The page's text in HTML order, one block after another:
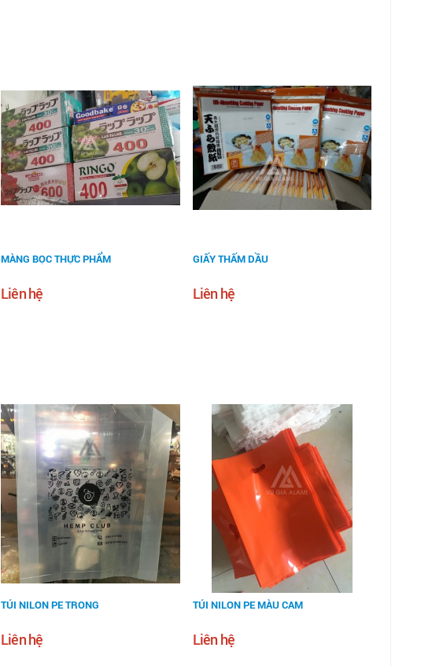
MÀNG BỌC THỰC PHẨM
Liên hệ
GIẤY THẤM DẦU
Liên hệ
TÚI NILON PE TRONG
Liên hệ
TÚI NILON PE MÀU CAM
Liên hệ